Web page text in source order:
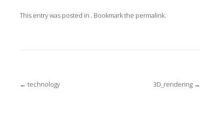
This entry was posted in . Bookmark the permalink.
Post
← technology 3D_rendering →